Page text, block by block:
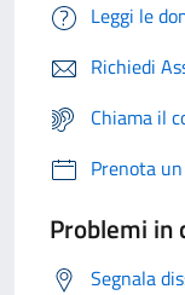
Leggi le
Richiedi
Chiama il
Prenota
Problemi in
Segnala